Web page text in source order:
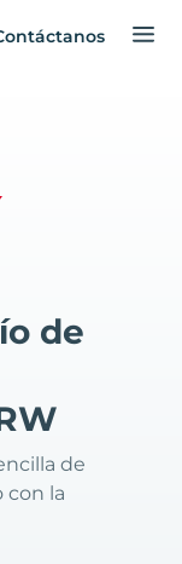
de
de
con la